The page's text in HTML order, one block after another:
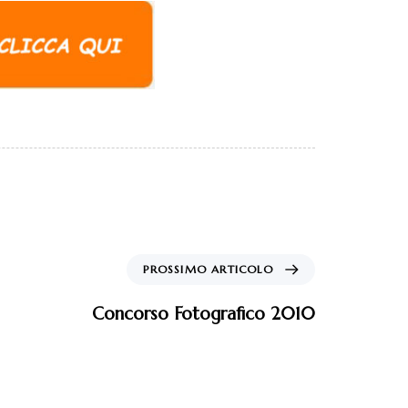
PROSSIMO ARTICOLO
Concorso Fotografico 2010